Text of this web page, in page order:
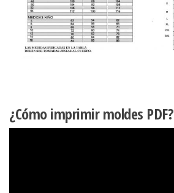
¿Cómo imprimir moldes PDF?